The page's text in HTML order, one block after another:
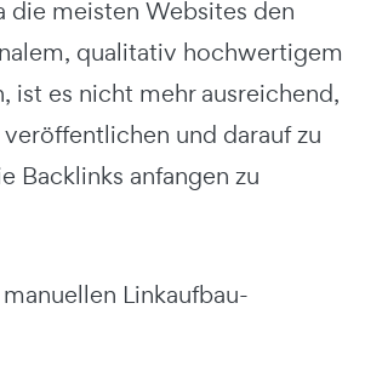
die meisten Websites den
qualitativ hochwertigem
ist es nicht mehr ausreichend,
und darauf zu
Backlinks anfangen zu
Linkaufbau-